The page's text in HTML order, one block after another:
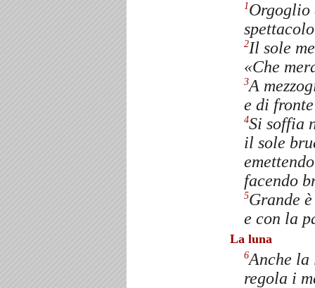
1Orgoglio
2Il sole
«Che
3A
e di
4Si soffia
il sole
facendo
5Grande
e con la
La luna
6Anche la
regola i